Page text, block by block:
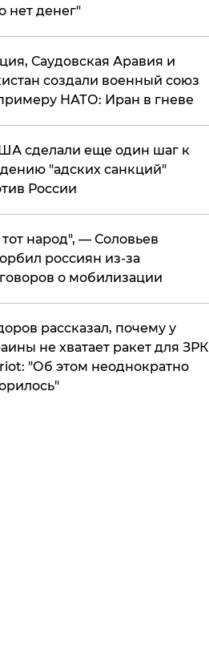
нет денег"
Саудовская Аравия и
создали военный союз
НАТО: Иран в гневе
сделали еще один шаг к
"адских санкций"
России
народ", — Соловьев
россиян из-за
о мобилизации
рассказал, почему у
не хватает ракет для ЗРК
"Об этом неоднократно